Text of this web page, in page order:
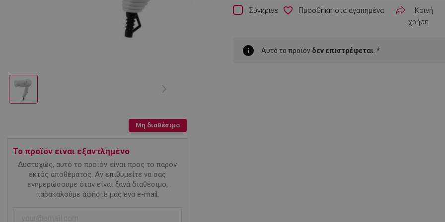
Σύγκρινε favorite_border
Κοινή
χρήση
Αυτό το προϊόν δεν επιστρέφεται . *
Μη διαθέσιμο
Το προϊόν είναι εξαντλημένο
Δυστυχώς, αυτό το προϊόν είναι προς το παρόν
εκτός αποθέματος. Αν επιθυμείτε να σας
ενημερώσουμε όταν είναι ξανά διαθέσιμο,
παρακαλούμε αφήστε μας ένα e-mail.